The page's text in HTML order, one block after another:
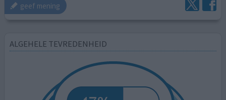
geef mening
ALGEHELE TEVREDENHEID